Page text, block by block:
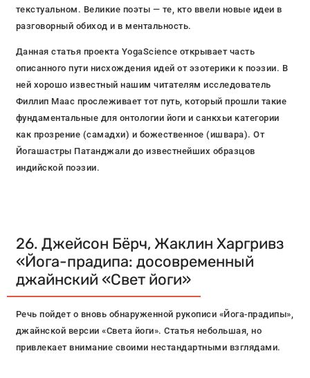
текстуальном. Великие поэты — те, кто ввели новые идеи в
разговорный обиход и в ментальность.
Данная статья проекта YogaScience открывает часть
описанного пути нисхождения идей от эзотерики к поэзии. В
ней хорошо известный нашим читателям исследователь
Филлип Маас прослеживает тот путь, который прошли такие
фундаментальные для онтологии йоги и санкхьи категории
как прозрение (самадхи) и божественное (ишвара). От
Йогашастры Патанджали до известнейших образцов
индийской поэзии.
26. Джейсон Бёрч, Жаклин Харгривз
«Йога-прадипа: досовременный
джайнский «Свет йоги»
Речь пойдет о вновь обнаруженной рукописи «Йога-прадипы»,
джайнской версии «Света йоги». Статья небольшая, но
привлекает внимание своими нестандартными взглядами.